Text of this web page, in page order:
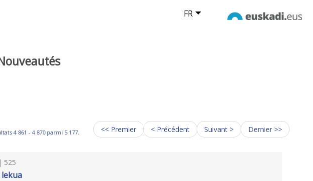
FR
4 861 - 4 870 parmi 5 177. << Premier < Précédent Suivant > Dernier >>
525
lekua